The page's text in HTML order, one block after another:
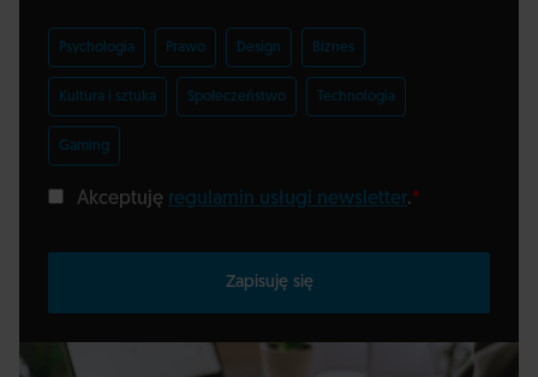
Psychologia Prawo Design Biznes
Kultura i sztuka Społeczeństwo Technologia
Gaming
Akceptuję regulamin usługi newsletter.*
Zapisuję się